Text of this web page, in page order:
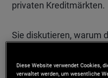
privaten Kreditmärkten.
Sie diskutieren, warum
ist, weshalb
Diese Website verwendet Cookies,
verwaltet werden, um wesentliche